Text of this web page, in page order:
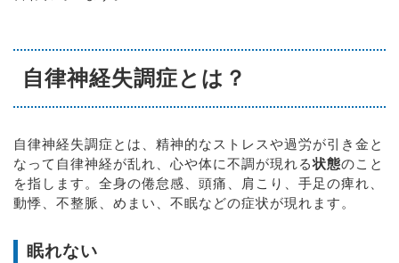
自律神経失調症とは？
自律神経失調症とは、精神的なストレスや過労が引き金と
なって自律神経が乱れ、心や体に不調が現れる状態のこと
を指します。全身の倦怠感、頭痛、肩こり、手足の痺れ、
動悸、不整脈、めまい、不眠などの症状が現れます。
眠れない